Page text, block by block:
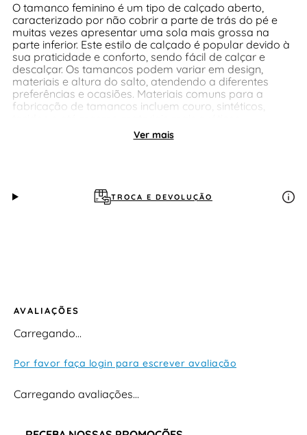
O tamanco feminino é um tipo de calçado aberto,
caracterizado por não cobrir a parte de trás do pé e
muitas vezes apresentar uma sola mais grossa na
parte inferior. Este estilo de calçado é popular devido à
sua praticidade e conforto, sendo fácil de calçar e
descalçar. Os tamancos podem variar em design,
materiais e altura do salto, atendendo a diferentes
preferências e ocasiões. Materiais comuns para a
fabricação de tamancos incluem couro, sintéticos,
dependendo do estilo e da proposta do calçado. Além
disso, os tamancos podem apresentar uma variedade
Ver mais
TROCA E DEVOLUÇÃO
AVALIAÇÕES
Carregando…
Por favor faça login para escrever avaliação
Carregando avaliações…